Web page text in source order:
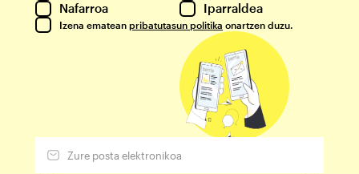
Nafarroa
Iparraldea
Izena ematean pribatutasun politika onartzen duzu.